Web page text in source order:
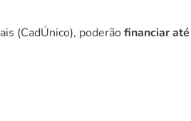
(CadÚnico), poderãofinanciar até